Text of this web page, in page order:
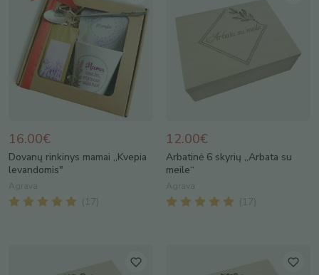
16.00€
Dovanų rinkinys mamai „Kvepia
levandomis"
Agrava
( 17
12.00€
Arbatinė 6 skyrių „Arbata su
meile“
Agrava
( 17